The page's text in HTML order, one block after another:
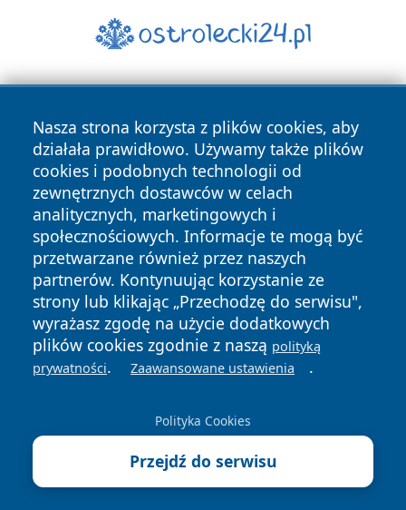
Nasza strona korzysta z plików cookies, aby
działała prawidłowo. Używamy także plików
cookies i podobnych technologii od
zewnętrznych dostawców w celach
analitycznych, marketingowych i
społecznościowych. Informacje te mogą być
przetwarzane również przez naszych
partnerów. Kontynuując korzystanie ze
strony lub klikając „Przechodzę do serwisu",
wyrażasz zgodę na użycie dodatkowych
plików cookies zgodnie z naszą polityką
prywatności. Zaawansowane ustawienia .
Polityka Cookies
Przejdź do serwisu
Copyright © 2026 naszkedzierzyn.pl Wszystkie prawa
zastrzeżone.
News Autorzy
Polityka
Prywatności
Polityka
Cookies